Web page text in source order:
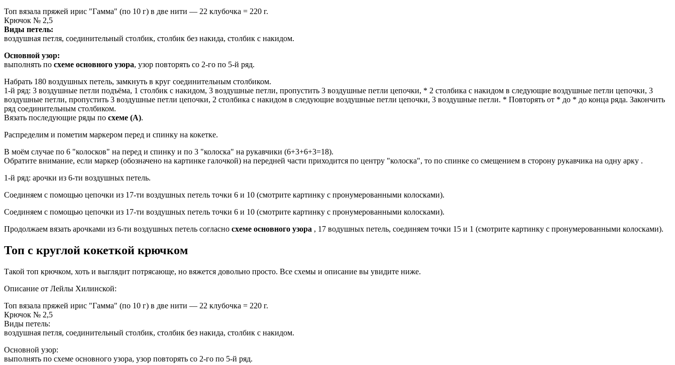
Топ вязала пряжей ирис "Гамма" (по 10 г) в две нити — 22 клубочка = 220 г.
Крючок № 2,5
Виды петель:
воздушная петля, соединительный столбик, столбик без накида, столбик с накидом.
Основной узор:
выполнять по схеме основного узора, узор повторять со 2-го по 5-й ряд.
Набрать 180 воздушных петель, замкнуть в круг соединительным столбиком.
1-й ряд: 3 воздушные петли подъёма, 1 столбик с накидом, 3 воздушные петли, пропустить 3 воздушные петли цепочки, * 2 столбика с накидом в следующие воздушные петли цепочки, 3
воздушные петли, пропустить 3 воздушные петли цепочки, 2 столбика с накидом в следующие воздушные петли цепочки, 3 воздушные петли. * Повторять от * до * до конца ряда. Закончить
ряд соединительным столбиком.
Вязать последующие ряды по схеме (А).
Распределим и пометим маркером перед и спинку на кокетке.
В моём случае по 6 "колосков" на перед и спинку и по 3 "колоска" на рукавчики (6+3+6+3=18).
Обратите внимание, если маркер (обозначено на картинке галочкой) на передней части приходится по центру "колоска", то по спинке со смещением в cторону рукавчика на одну арку .
1-й ряд: арочки из 6-ти воздушных петель.
Соединяем с помощью цепочки из 17-ти воздушных петель точки 6 и 10 (смотрите картинку с пронумерованными колосками).
Соединяем с помощью цепочки из 17-ти воздушных петель точки 6 и 10 (смотрите картинку с пронумерованными колосками).
Продолжаем вязать арочками из 6-ти воздушных петель согласно схеме основного узора , 17 водушных петель, соединяем точки 15 и 1 (смотрите картинку с пронумерованными колосками).
Топ с круглой кокеткой крючком
Такой топ крючком, хоть и выглядит потрясающе, но вяжется довольно просто. Все схемы и описание вы увидите ниже.
Описание от Лейлы Хилинской:
Топ вязала пряжей ирис "Гамма" (по 10 г) в две нити — 22 клубочка = 220 г.
Крючок № 2,5
Виды петель:
воздушная петля, соединительный столбик, столбик без накида, столбик с накидом.
Основной узор:
выполнять по схеме основного узора, узор повторять со 2-го по 5-й ряд.